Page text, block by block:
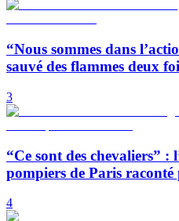
“Nous sommes dans
sauvé des flammes deux
3
“Ce sont des chevaliers” :
pompiers de Paris
4